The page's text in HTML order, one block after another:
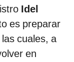
Idel
es preparar
las cuales, a
en